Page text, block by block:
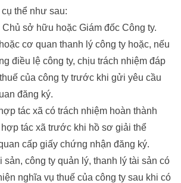
thể như sau:
sở hữu hoặc Giám đốc Công ty.
cơ quan thanh lý công ty hoặc, nếu
điều lệ công ty, chịu trách nhiệm đáp
của công ty trước khi gửi yêu cầu
đăng ký.
tác xã có trách nhiệm hoàn thành
tác xã trước khi hồ sơ giải thể
cấp giấy chứng nhận đăng ký.
sản, công ty quản lý, thanh lý tài sản có
nghĩa vụ thuế của công ty sau khi có